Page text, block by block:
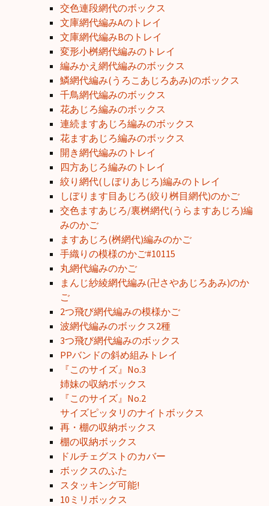
交色連段網代のボックス
文庫網代編みAのトレイ
文庫網代編みBのトレイ
変形小桝網代編みのトレイ
編みかえ網代編みのボックス
鱗網代編み(うろこあじろあみ)のボックス
千鳥網代編みのボックス
花あじろ編みのボックス
連続ますあじろ編みのボックス
花ますあじろ編みのボックス
開き網代編みのトレイ
四方あじろ編みのトレイ
絞り網代(しぼりあじろ)編みのトレイ
しぼります目あじろ(絞り桝目網代)のかご
交色ますあじろ/裏桝網代(うらますあじろ)編
みのかご
ますあじろ(桝網代)編みのかご
手織りの模様のかご#10115
丸網代編みのかご
まんじ紗綾網代編み(卍さやあじろあみ)のか
ご
2つ飛び網代編みの模様かご
波網代編みのボックス2種
3つ飛び網代編みのボックス
PPバンドの斜め組みトレイ
『このサイズ』No.3
姉妹の収納ボックス
『このサイズ』No.2
サイズピッタリのナイトボックス
再・棚の収納ボックス
棚の収納ボックス
ドルチェグストのカバー
ボックスのふた
スタッキング可能!
10ミリボックス